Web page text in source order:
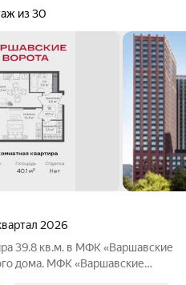
из 30
2026
39.8 кв.м. в МФК «Варшавские
дома. МФК «Варшавские